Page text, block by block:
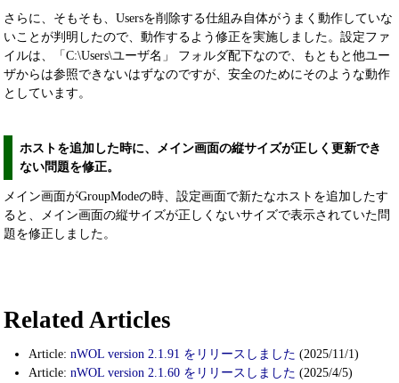
さらに、そもそも、Usersを削除する仕組み自体がうまく動作していな
いことが判明したので、動作するよう修正を実施しました。設定ファ
イルは、「C:\Users\ユーザ名」 フォルダ配下なので、もともと他ユー
ザからは参照できないはずなのですが、安全のためにそのような動作
としています。
ホストを追加した時に、メイン画面の縦サイズが正しく更新でき
ない問題を修正。
メイン画面がGroupModeの時、設定画面で新たなホストを追加したす
ると、メイン画面の縦サイズが正しくないサイズで表示されていた問
題を修正しました。
Related Articles
Article: nWOL version 2.1.91 をリリースしました (2025/11/1)
Article: nWOL version 2.1.60 をリリースしました (2025/4/5)